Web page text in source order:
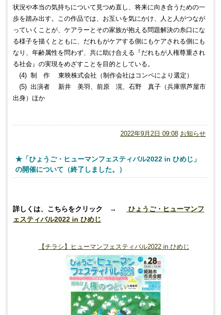
状況や本当の気持ちについて見つめ直し、将来に向き合うための一
歩を踏み出す。この作品では、お互いを気にかけ、人と人がつなが
っていくことが、ケアラーとその家族が抱える問題解決の糸口にな
る様子を描くとともに、だれもがケアする側にもケアされる側にも
なり、年齢属性を問わず、共に助け合える『だれもが人権尊重され
る社会』の実現をめざすことを目的としている。
(4) 制 作 東映株式会社（制作会社はコンペにより選定）
(5) 出演者 新井 美羽、前原 滉、石野 真子（兵庫県芦屋市
出身）ほか
2022年9月2日 09:08 お知らせ
★「ひょうご・ヒューマンフェスティバル2022 in ひめじ」
の開催について（終了しました。）
詳しくは、こちらをクリック →
ひょうご・ヒューマンフ
ェスティバル2022 in ひめじ
【チラシ】ヒューマンフェスティバル2022 in ひめじ